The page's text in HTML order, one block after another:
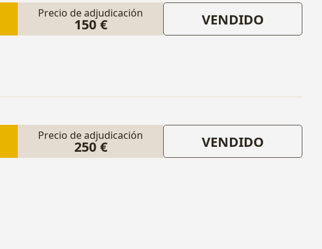
Precio de adjudicación
150 € VENDIDO
Precio de adjudicación
250 € VENDIDO